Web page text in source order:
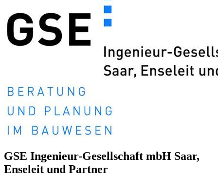
GSE Inge­nieur-Gesell­schaft mbH Saar,
Ense­leit und Part­ner